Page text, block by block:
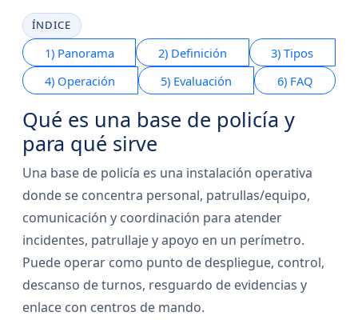
ÍNDICE
1) Panorama 2) Definición
3) Tipos
4) Operación
5) Evaluación 6) FAQ
Qué es una base de policía y
para qué sirve
Una base de policía es una instalación operativa
donde se concentra personal, patrullas/equipo,
comunicación y coordinación para atender
incidentes, patrullaje y apoyo en un perímetro.
Puede operar como punto de despliegue, control,
descanso de turnos, resguardo de evidencias y
enlace con centros de mando.